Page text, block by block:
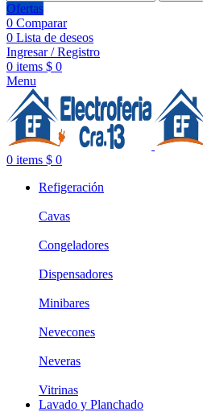
Ofertas
0 Comparar
0 Lista de deseos
Ingresar / Registro
0 items $ 0
Menu
0 items $ 0
Refigeración
Cavas
Congeladores
Dispensadores
Minibares
Nevecones
Neveras
Vitrinas
Lavado y Planchado